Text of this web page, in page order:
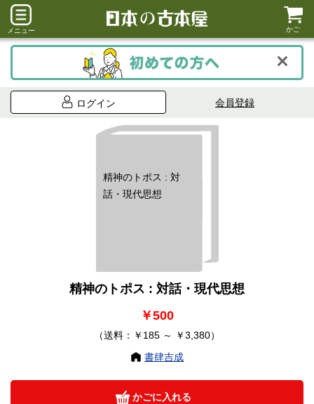
メニュー かご
ログイン 会員登録
精神のトポス : 対
話・現代思想
精神のトポス : 対話・現代思想
￥500
（送料：￥185 ～ ￥3,380）
書肆吉成
かごに入れる